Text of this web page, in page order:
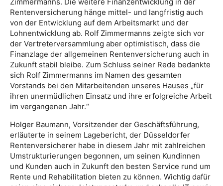
Rentenversicherung hänge mittel- und langfristig auch
von der Entwicklung auf dem Arbeitsmarkt und der
Lohnentwicklung ab. Rolf Zimmermanns zeigte sich vor
der Vertreterversammlung aber optimistisch, dass die
Finanzlage der allgemeinen Rentenversicherung auch in
Zukunft stabil bleibe. Zum Schluss seiner Rede bedankte
sich Rolf Zimmermanns im Namen des gesamten
Vorstands bei den Mitarbeitenden unseres Hauses „für
ihren unermüdlichen Einsatz und ihre erfolgreiche Arbeit
im vergangenen Jahr.“
Holger Baumann, Vorsitzender der Geschäftsführung,
erläuterte in seinem Lagebericht, der Düsseldorfer
Rentenversicherer habe in diesem Jahr mit zahlreichen
Umstrukturierungen begonnen, um seinen Kundinnen
und Kunden auch in Zukunft den besten Service rund um
Rente und Rehabilitation bieten zu können. Wichtig dafür